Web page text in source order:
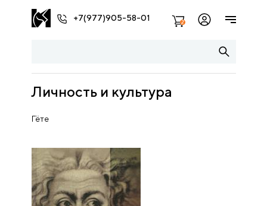
+7(977)905-58-01 2
Личность и культура
Гёте